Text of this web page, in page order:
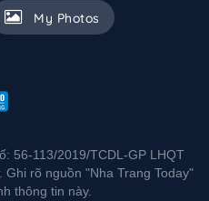
My Photos
56-113/2019/TCDL-GP LHQT
rõ nguồn "Nha Trang Today"
thông tin này.